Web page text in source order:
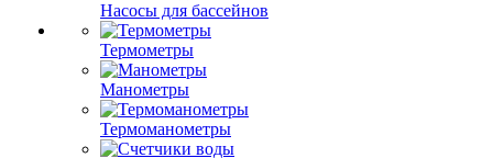
Насосы для бассейнов
Термометры
Манометры
Термоманометры